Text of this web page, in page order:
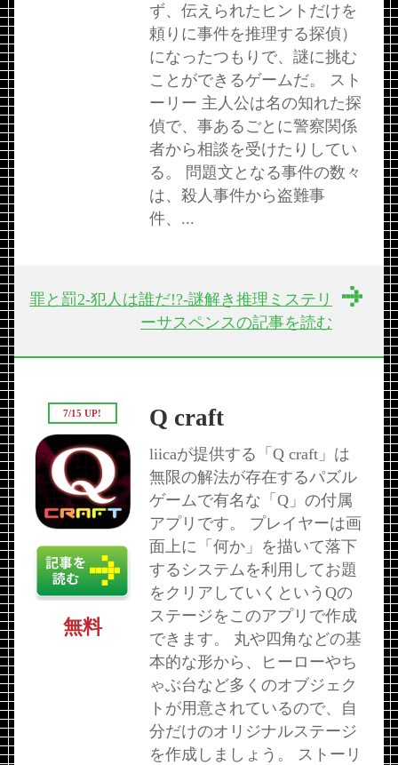
ず、伝えられたヒントだけを
頼りに事件を推理する探偵）
になったつもりで、謎に挑む
ことができるゲームだ。 スト
ーリー 主人公は名の知れた探
偵で、事あるごとに警察関係
者から相談を受けたりしてい
る。 問題文となる事件の数々
は、殺人事件から盗難事
件、...
罪と罰2-犯人は誰だ!?-謎解き推理ミステリ
ーサスペンスの記事を読む
Q craft
liicaが提供する「Q craft」は
無限の解法が存在するパズル
ゲームで有名な「Q」の付属
アプリです。 プレイヤーは画
面上に「何か」を描いて落下
するシステムを利用してお題
をクリアしていくというQの
ステージをこのアプリで作成
できます。 丸や四角などの基
本的な形から、ヒーローやち
ゃぶ台など多くのオブジェク
トが用意されているので、自
分だけのオリジナルステージ
を作成しましょう。 ストーリ
7/15 UP!
無料